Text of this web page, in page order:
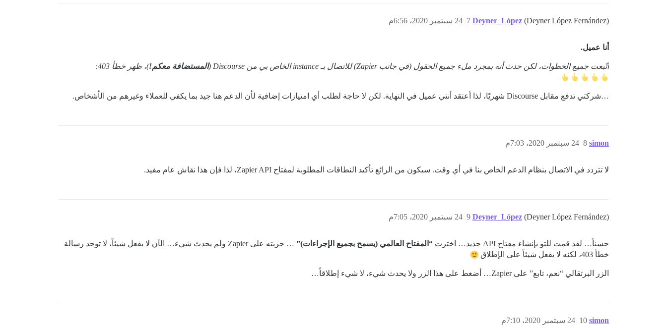
Deyner_López (Deyner López Fernández) 24 سبتمبر 2020، 6:56م 7
أنا عميل.
اتّبعت جميع الخطوات، لكن حدث أنه بمجرد ملء جميع الحقول (في جانب Zapier) للاتصال بـ instance الخاص بي من Discourse ( المستضافة معكم!)، ظهر خطأ 403:
…شركتي تدفع مقابل Discourse شهريًا، لذا أعتقد أنني عميل في النهاية. لكن لا حاجة لطلب أي امتيازات إضافية لأن الدعم هنا جيد بما يكفي للعملاء وغيرهم من الأشخاص.
simon 24 سبتمبر 2020، 7:03م 8
لا تتردد في الاتصال بنظام الدعم الخاص بنا في أي وقت. سيكون من الرائع تأكيد النطاقات المطلوبة لمفتاح Zapier API، لذا فإن هذا نقاش عام مفيد.
Deyner_López (Deyner López Fernández) 24 سبتمبر 2020، 7:05م 9
حسناً… لقد قمت للتو بإنشاء مفتاح API جديد… اخترت “المفتاح العالمي (يسمح بجميع الإجراءات)”
… جربته على Zapier ولم يحدث شيء… الآن لا يفعل شيئاً، لا توجد رسالة
خطأ 403، لكنه لا يفعل شيئاً على الإطلاق
الزر البرتقالي “نعم، تابع” على Zapier… أضغط على هذا الزر ولا يحدث شيء، لا شيء إطلاقاً…
simon 24 سبتمبر 2020، 7:10م 10